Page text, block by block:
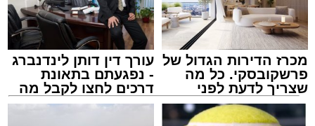
מכרז הדירות הגדול של
פרשקובסקי. כל מה
שצריך לדעת לפני
שמגישים הצעה לדירה
באשדוד
עורך דין דותן לינדנברג
- נפגעתם בתאונת
דרכים לחצו לקבל מה
שמגיע לכם